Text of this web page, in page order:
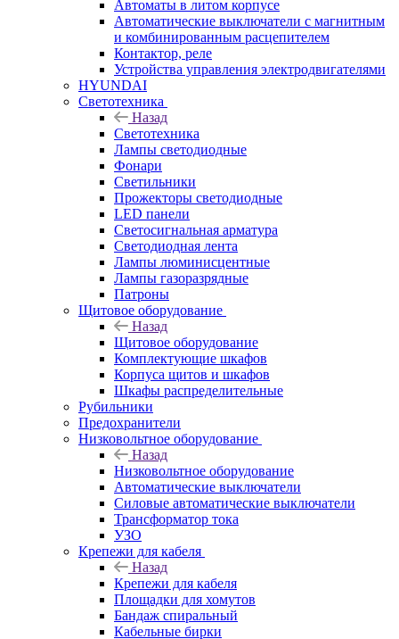
Автоматы в литом корпусе
Автоматические выключатели с магнитным
и комбинированным расцепителем
Контактор, реле
Устройства управления электродвигателями
HYUNDAI
Светотехника
Назад
Светотехника
Лампы светодиодные
Фонари
Светильники
Прожекторы светодиодные
LED панели
Светосигнальная арматура
Светодиодная лента
Лампы люминисцентные
Лампы газоразрядные
Патроны
Щитовое оборудование
Назад
Щитовое оборудование
Комплектующие шкафов
Корпуса щитов и шкафов
Шкафы распределительные
Рубильники
Предохранители
Низковольтное оборудование
Назад
Низковольтное оборудование
Автоматические выключатели
Силовые автоматические выключатели
Трансформатор тока
УЗО
Крепежи для кабеля
Назад
Крепежи для кабеля
Площадки для хомутов
Бандаж спиральный
Кабельные бирки